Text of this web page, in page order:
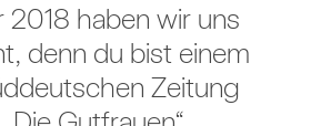
2018 haben wir uns
denn du bist einem
Zeitung